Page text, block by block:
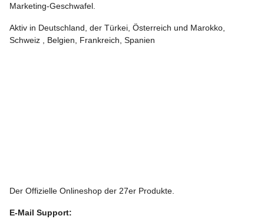
Marketing-Geschwafel.
Aktiv in Deutschland, der Türkei, Österreich und Marokko,
Schweiz , Belgien, Frankreich, Spanien
Der Offizielle Onlineshop der 27er Produkte.
E-Mail Support: